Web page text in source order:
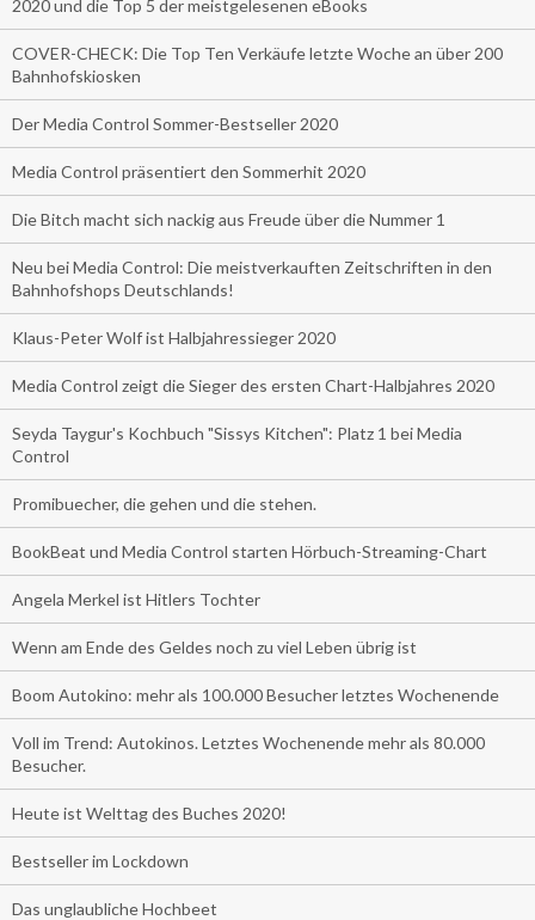
2020 und die Top 5 der meistgelesenen eBooks
COVER-CHECK: Die Top Ten Verkäufe letzte Woche an über 200
Bahnhofskiosken
Der Media Control Sommer-Bestseller 2020
Media Control präsentiert den Sommerhit 2020
Die Bitch macht sich nackig aus Freude über die Nummer 1
Neu bei Media Control: Die meistverkauften Zeitschriften in den
Bahnhofshops Deutschlands!
Klaus-Peter Wolf ist Halbjahressieger 2020
Media Control zeigt die Sieger des ersten Chart-Halbjahres 2020
Seyda Taygur's Kochbuch "Sissys Kitchen": Platz 1 bei Media
Control
Promibuecher, die gehen und die stehen.
BookBeat und Media Control starten Hörbuch-Streaming-Chart
Angela Merkel ist Hitlers Tochter
Wenn am Ende des Geldes noch zu viel Leben übrig ist
Boom Autokino: mehr als 100.000 Besucher letztes Wochenende
Voll im Trend: Autokinos. Letztes Wochenende mehr als 80.000
Besucher.
Heute ist Welttag des Buches 2020!
Bestseller im Lockdown
Das unglaubliche Hochbeet